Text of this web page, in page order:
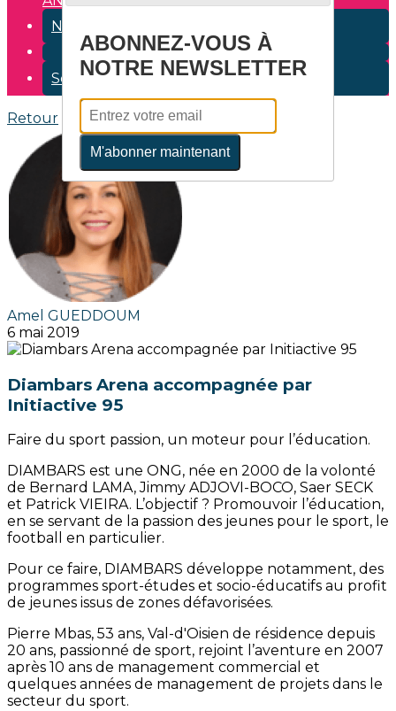
NOS EVENEMENTS
Se connecter
Retour
Amel GUEDDOUM
6 mai 2019
Diambars Arena accompagnée par
Initiactive 95
Faire du sport passion, un moteur pour l’éducation.
DIAMBARS est une ONG, née en 2000 de la volonté
de Bernard LAMA, Jimmy ADJOVI-BOCO, Saer SECK
et Patrick VIEIRA. L’objectif ? Promouvoir l’éducation,
en se servant de la passion des jeunes pour le sport, le
football en particulier.
Pour ce faire, DIAMBARS développe notamment, des
programmes sport-études et socio-éducatifs au profit
de jeunes issus de zones défavorisées.
Pierre Mbas, 53 ans, Val-d'Oisien de résidence depuis
20 ans, passionné de sport, rejoint l’aventure en 2007
après 10 ans de management commercial et
quelques années de management de projets dans le
secteur du sport.
ABONNEZ-VOUS À
NOTRE NEWSLETTER
M'abonner maintenant